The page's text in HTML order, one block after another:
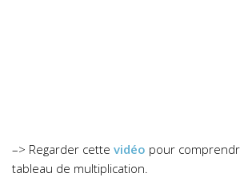
–> Regarder cette vidéo pour
tableau de multiplication.